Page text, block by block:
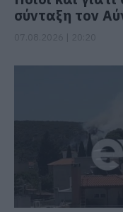
σύνταξη τον